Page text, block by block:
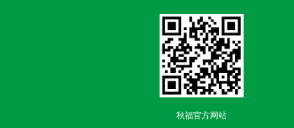
秋福官方网站